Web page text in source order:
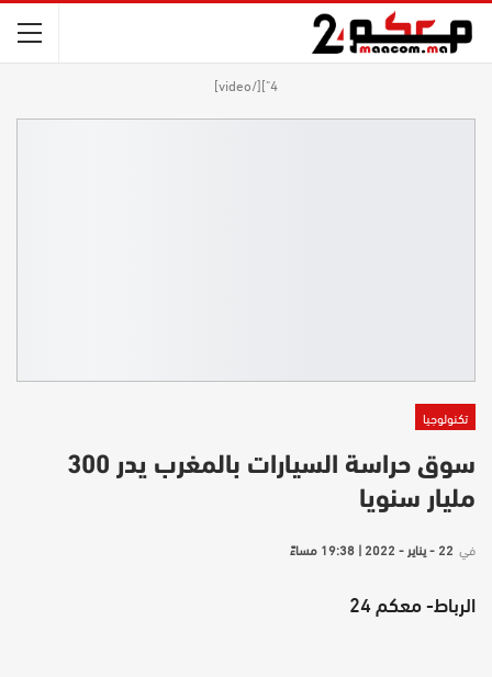
4"][/video]
تكنولوجيا
سوق حراسة السيارات بالمغرب يدر 300
مليار سنويا
في 22 - يناير - 2022 | 19:38 مساءً
الرباط- معكم 24